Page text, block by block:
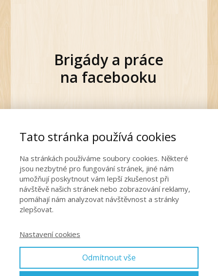
Brigády a práce
na facebooku
Úvodní stránka
Aktuální nabídky práce
Pro firmy
Ochrana osobních údajů
Kontakt
Tato stránka používá cookies
Na stránkách používáme soubory cookies. Některé
jsou nezbytné pro fungování stránek, jiné nám
umožňují poskytnout vám lepší zkušenost při
návštěvě našich stránek nebo zobrazování reklamy,
pomáhají nám analyzovat návštěvnost a stránky
zlepšovat.
Nastavení cookies
Odmítnout vše